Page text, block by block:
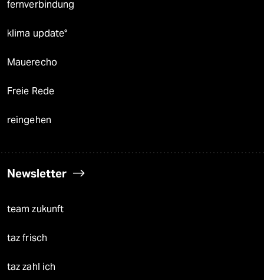
fernverbindung
klima update°
Mauerecho
Freie Rede
reingehen
Newsletter
team zukunft
taz frisch
taz zahl ich